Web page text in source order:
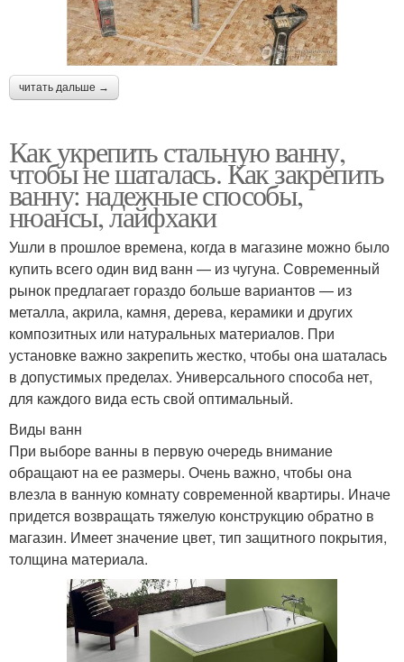
читать дальше →
Как укрепить стальную ванну,
чтобы не шаталась. Как закрепить
ванну: надежные способы,
нюансы, лайфхаки
Ушли в прошлое времена, когда в магазине можно было
купить всего один вид ванн — из чугуна. Современный
рынок предлагает гораздо больше вариантов — из
металла, акрила, камня, дерева, керамики и других
композитных или натуральных материалов. При
установке важно закрепить жестко, чтобы она шаталась
в допустимых пределах. Универсального способа нет,
для каждого вида есть свой оптимальный.
Виды ванн
При выборе ванны в первую очередь внимание
обращают на ее размеры. Очень важно, чтобы она
влезла в ванную комнату современной квартиры. Иначе
придется возвращать тяжелую конструкцию обратно в
магазин. Имеет значение цвет, тип защитного покрытия,
толщина материала.